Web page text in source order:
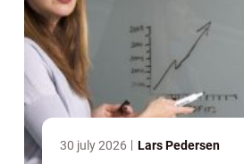
30 july 2026 Lars Pedersen